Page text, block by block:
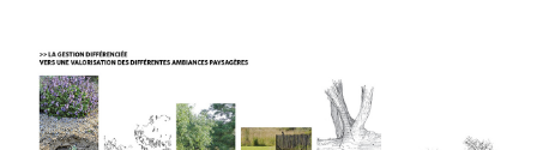
SEARCH AND PRESS ENTER